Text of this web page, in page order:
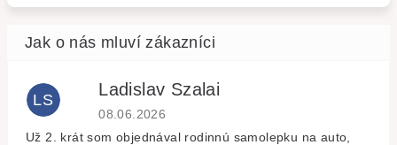
LS
Ladislav Szalai
Hodnocení obchodu je 5 z 5 hvězdiček.
08.06.2026
Už 2. krát som objednával rodinnú samolepku na auto,